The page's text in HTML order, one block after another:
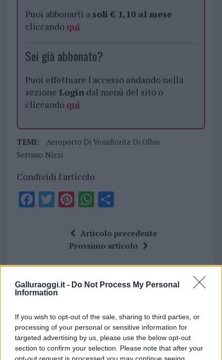
Galluraoggi.it - Do Not Process My Personal
Information
If you wish to opt-out of the sale, sharing to third parties, or
processing of your personal or sensitive information for
targeted advertising by us, please use the below opt-out
section to confirm your selection. Please note that after your
Puoi abbonarti a soli € 1,10 al mese
cliccando qui
Sei già abbonato?
Puoi effettuare l'accesso andando nella
sezione Logindal menù del sito o
cliccando qui
TEMI:
Aeroporto Di Venafiorita Di Olbia
Settimo Nizzi
Condividi l'articolo
F
o
o
k
T
r
Pi
te
re
st
W
at
s
A
p
S
a
re
Articolo precedente
Prossimo articolo
NOTIZIE RECENTI
Incendi, a San Pasquale arriva il Campo Base:
l’inaugurazione